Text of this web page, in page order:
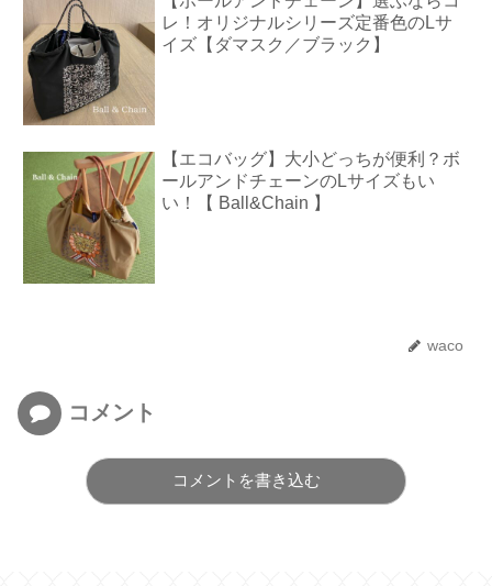
レ！オリジナルシリーズ定番色のLサ
イズ【ダマスク／ブラック】
【エコバッグ】大小どっちが便利？ボ
ールアンドチェーンのLサイズもい
い！【 Ball&Chain 】
waco
コメント
コメントを書き込む